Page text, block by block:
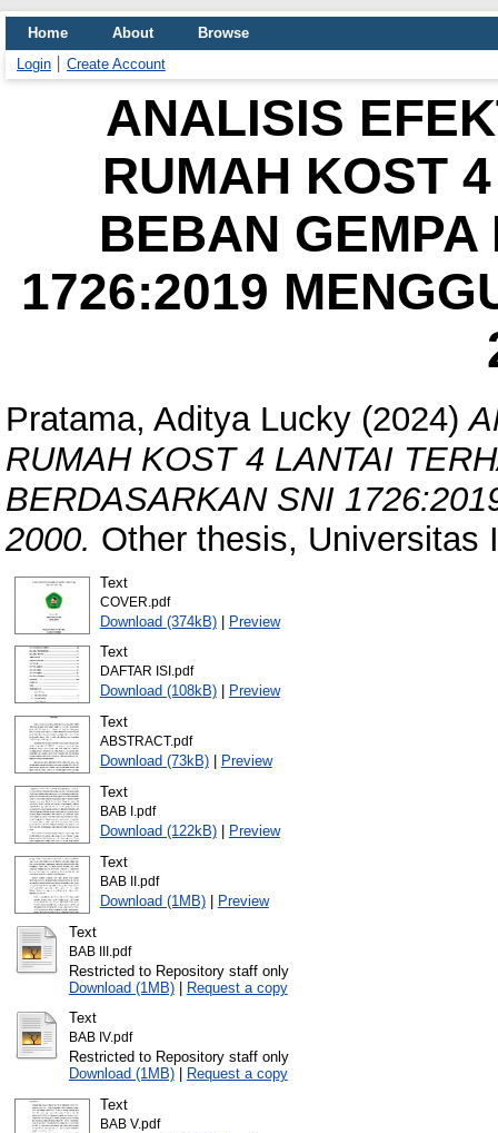
Home About
Browse
Login
Create Account
ANALISIS
RUMAH KOST
BEBAN
1726:2019
Pratama, Aditya Lucky (2024)
RUMAH KOST 4 LANTAI
BERDASARKAN SNI
2000. Other thesis, Universitas
Text
COVER.pdf
Download (374kB)| Preview
Text
DAFTAR ISI.pdf
Download (108kB)|
Preview
Text
ABSTRACT.pdf
Download (73kB)|
Preview
Text
BAB I.pdf
Download (122kB)|
Preview
Text
BAB II.pdf
Download (1MB)|
Preview
Text
BAB III.pdf
Restricted to Repository staff only
Download (1MB)| Request a copy
Text
BAB IV.pdf
Restricted to Repository staff only
Download (1MB)|
Request a copy
Text
BAB V.pdf